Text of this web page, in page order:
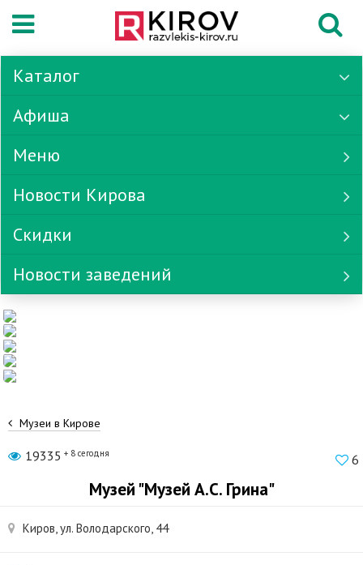
Каталог
Афиша
Меню
Новости Кирова
Скидки
Новости заведений
Музеи в Кирове
19335 + 8 сегодня 6
Музей "Музей А.С. Грина"
Киров, ул. Володарского, 44